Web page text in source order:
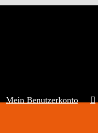
Mein Benutzerkonto